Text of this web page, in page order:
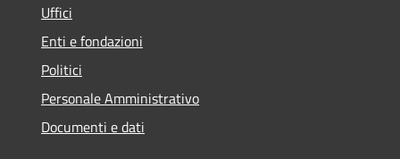
Uffici
Enti e fondazioni
Politici
Personale Amministrativo
Documenti e dati